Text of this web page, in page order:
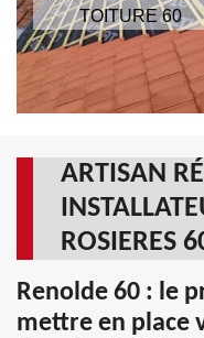
TOITURE 60
ARTISAN
ROSIERES
Renolde 60 : le
mettre en place